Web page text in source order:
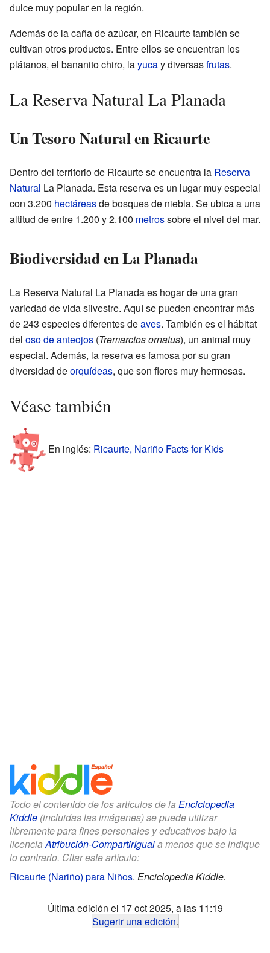
dulce muy popular en la región.
Además de la caña de azúcar, en Ricaurte también se
cultivan otros productos. Entre ellos se encuentran los
plátanos, el bananito chiro, layucay diversasfrutas.
La Reserva Natural La Planada
Un Tesoro Natural en Ricaurte
Dentro del territorio de Ricaurte se encuentra la Reserva
Natural La Planada. Esta reserva es un lugar muy especial
con 3.200 hectáreasde bosques de niebla. Se ubica a una
altitud de entre 1.200 y 2.100 metrossobre el nivel del mar.
Biodiversidad en La Planada
La Reserva Natural La Planada es hogar de una gran
variedad de vida silvestre. Aquí se pueden encontrar más
de 243 especies diferentes deaves. También es el hábitat
del oso de anteojos (Tremarctos ornatus), un animal muy
especial. Además, la reserva es famosa por su gran
diversidad deorquídeas, que son flores muy hermosas.
Véase también
En inglés: Ricaurte, Nariño Facts for Kids
Todo el contenido de los artículos de la Enciclopedia
Kiddle (incluidas las imágenes) se puede utilizar
libremente para fines personales y educativos bajo la
licenciaAtribución-CompartirIguala menos que se indique
lo contrario. Citar este artículo:
Ricaurte (Nariño) para Niños. Enciclopedia Kiddle.
Última edición el 17 oct 2025, a las 11:19
Sugerir una edición.